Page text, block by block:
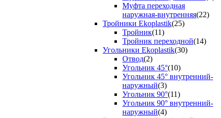
Муфта переходная
наружная-внутренняя(22)
Тройники Ekoplastik(25)
Тройник(11)
Тройник переходной(14)
Угольники Ekoplastik(30)
Отвод(2)
Угольник 45°(10)
Угольник 45° внутренний-
наружный(3)
Угольник 90°(11)
Угольник 90° внутренний-
наружный(4)